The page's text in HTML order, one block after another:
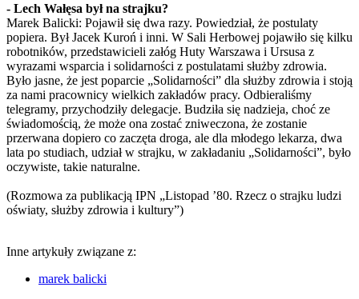
- Lech Wałęsa był na strajku?
Marek Balicki: Pojawił się dwa razy. Powiedział, że postulaty
popiera. Był Jacek Kuroń i inni. W Sali Herbowej pojawiło się kilku
robotników, przedstawicieli załóg Huty Warszawa i Ursusa z
wyrazami wsparcia i solidarności z postulatami służby zdrowia.
Było jasne, że jest poparcie „Solidarności” dla służby zdrowia i stoją
za nami pracownicy wielkich zakładów pracy. Odbieraliśmy
telegramy, przychodziły delegacje. Budziła się nadzieja, choć ze
świadomością, że może ona zostać zniweczona, że zostanie
przerwana dopiero co zaczęta droga, ale dla młodego lekarza, dwa
lata po studiach, udział w strajku, w zakładaniu „Solidarności”, było
oczywiste, takie naturalne.
(Rozmowa za publikacją IPN „Listopad ’80. Rzecz o strajku ludzi
oświaty, służby zdrowia i kultury”)
Inne artykuły związane z:
marek balicki